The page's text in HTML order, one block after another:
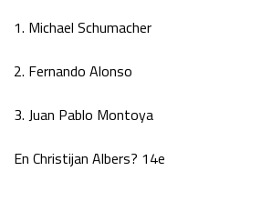
Kwalificatie
Race
GP ABU DHABI 2026
1. Michael Schumacher
2. Fernando Alonso
3. Juan Pablo Montoya
En Christijan Albers? 14e